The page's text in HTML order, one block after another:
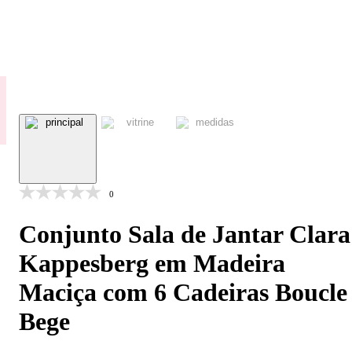
0
Conjunto Sala de Jantar Clara
Kappesberg em Madeira
Maciça com 6 Cadeiras Boucle
Bege